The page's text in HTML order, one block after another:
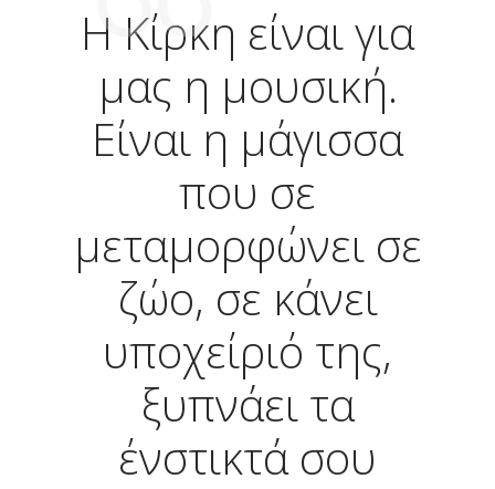
Η Κίρκη είναι για
μας η μουσική.
Είναι η μάγισσα
που σε
μεταμορφώνει σε
ζώο, σε κάνει
υποχείριό της,
ξυπνάει τα
ένστικτά σου